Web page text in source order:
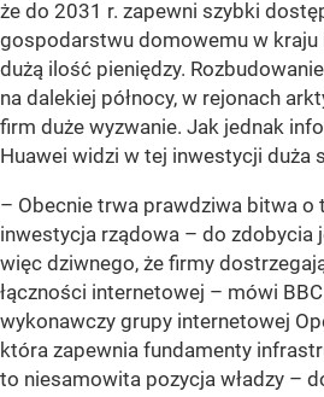
że do 2031 r. zapewni szybki
gospodarstwu domowemu w kraju i
dużą ilość pieniędzy.
na dalekiej północy, w rejonach
firm duże wyzwanie. Jak jednak
Huawei widzi w tej inwestycji duża
– Obecnie trwa prawdziwa bitwa o
inwestycja rządowa – do zdobycia
więc dziwnego, że firmy
łączności internetowej – mówi
wykonawczy grupy internetowej
która zapewnia fundamenty
to niesamowita pozycja władzy –